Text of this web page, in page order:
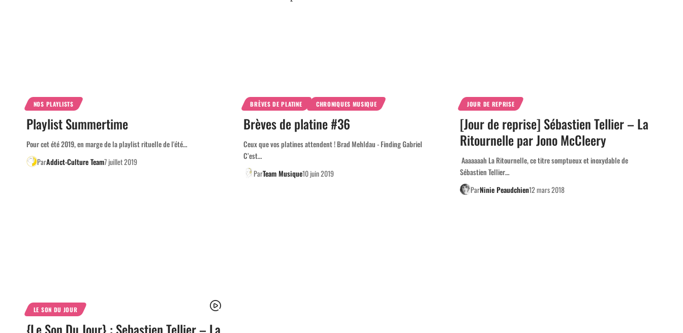
NOS PLAYLISTS
Playlist Summertime
Pour cet été 2019, en marge de la playlist rituelle de l'été…
ParAddict-Culture Team7 juillet 2019
BRÈVES DE PLATINE CHRONIQUES MUSIQUE
Brèves de platine #36
Ceux que vos platines attendent ! Brad Mehldau - Finding Gabriel
C’est…
ParTeam Musique10 juin 2019
JOUR DE REPRISE
[Jour de reprise] Sébastien Tellier – La
Ritournelle par Jono McCleery
Aaaaaaah La Ritournelle, ce titre somptueux et inoxydable de
Sébastien Tellier…
ParNinie Peaudchien12 mars 2018
LE SON DU JOUR
{Le Son Du Jour} : Sebastien Tellier – La